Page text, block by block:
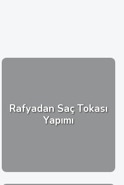
Rafyadan Saç Tokası
Yapımı